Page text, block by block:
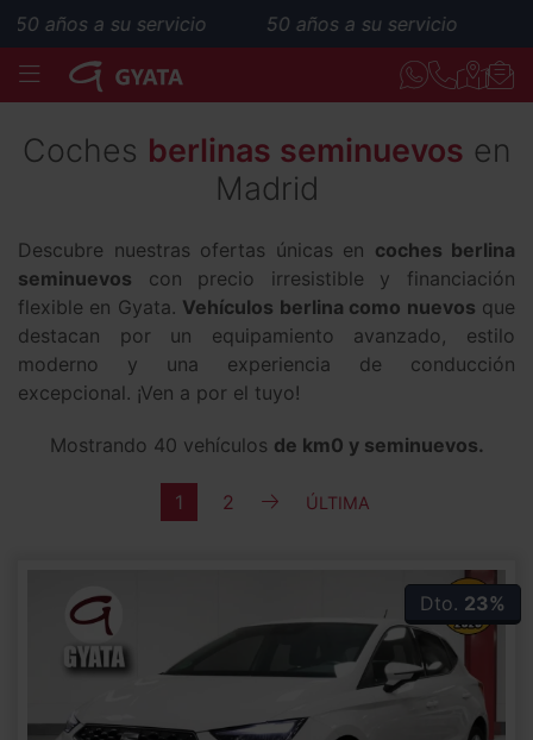
a su servicio 50 años a su servicio
MENÚ
Coches berlinas seminuevos en
Madrid
Descubre nuestras ofertas únicas en coches berlina
seminuevos con precio irresistible y financiación
flexible en Gyata. Vehículos berlina como nuevos que
destacan por un equipamiento avanzado, estilo
moderno y una experiencia de conducción
excepcional. ¡Ven a por el tuyo!
Mostrando 40 vehículos de km0 y seminuevos.
1 2 SIGUIENTE
ÚLTIMA
Dto. 23%